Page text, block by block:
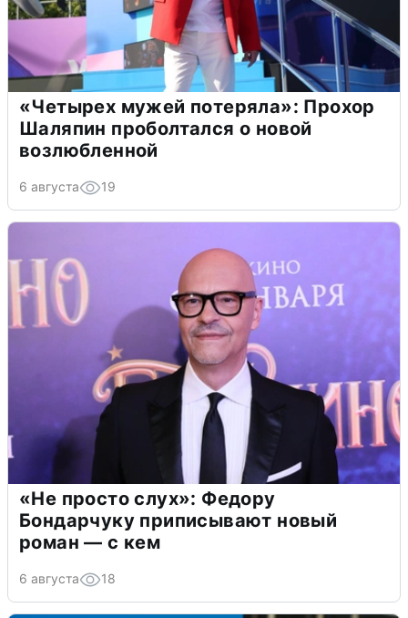
«Четырех мужей потеряла»: Прохор
Шаляпин проболтался о новой
возлюбленной
6 августа 19
«Не просто слух»: Федору
Бондарчуку приписывают новый
роман — с кем
6 августа 18